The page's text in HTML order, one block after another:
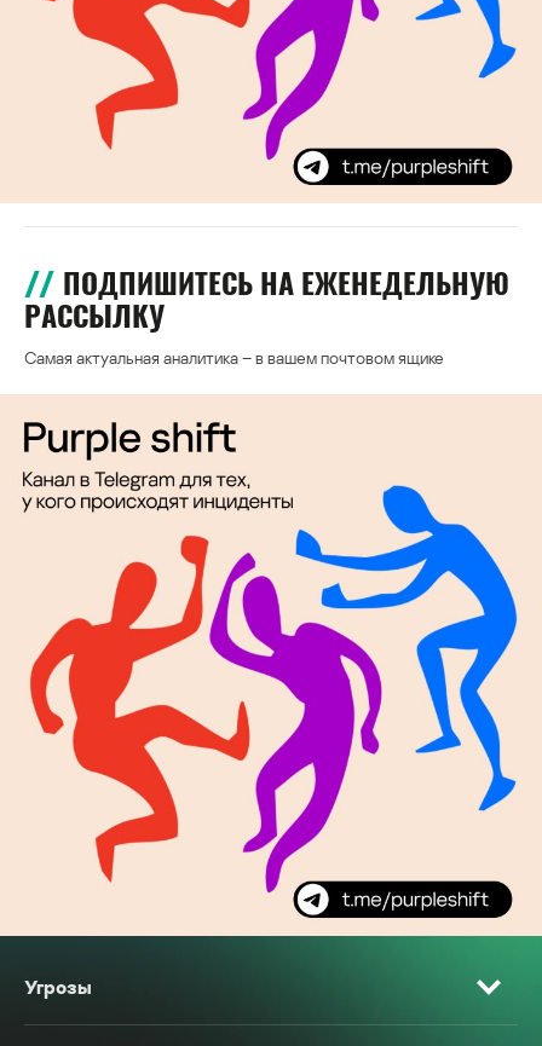
ПОДПИШИТЕСЬ НА ЕЖЕНЕДЕЛЬНУЮ
РАССЫЛКУ
Самая актуальная аналитика – в вашем почтовом ящике
Угрозы